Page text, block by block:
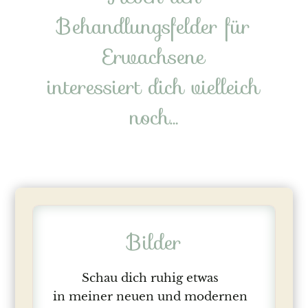
Behandlungsfelder für
Erwachsene
interessiert dich vielleich
noch…
Bilder
Schau dich ruhig etwas
in meiner neuen und modernen